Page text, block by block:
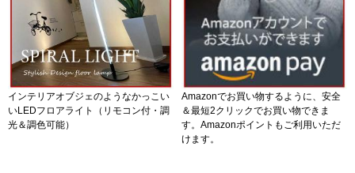
インテリアオブジェのようなかっこい
いLEDフロアライト（リモコン付・調
光＆調色可能）
Amazonでお買い物するように、安全
＆最短2クリックでお買い物できま
す。Amazonポイントもご利用いただ
けます。